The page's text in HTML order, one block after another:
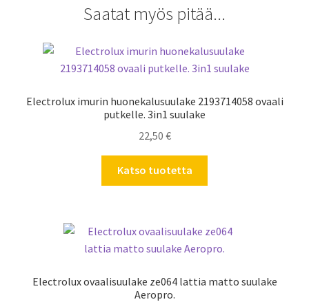
Saatat myös pitää...
Electrolux imurin huonekalusuulake 2193714058 ovaali
putkelle. 3in1 suulake
22,50 €
Katso tuotetta
Electrolux ovaalisuulake ze064 lattia matto suulake
Aeropro.